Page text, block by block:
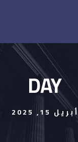
DAY
أبريل 15, 2025